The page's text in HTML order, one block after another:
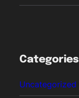
Categories
Uncategorized